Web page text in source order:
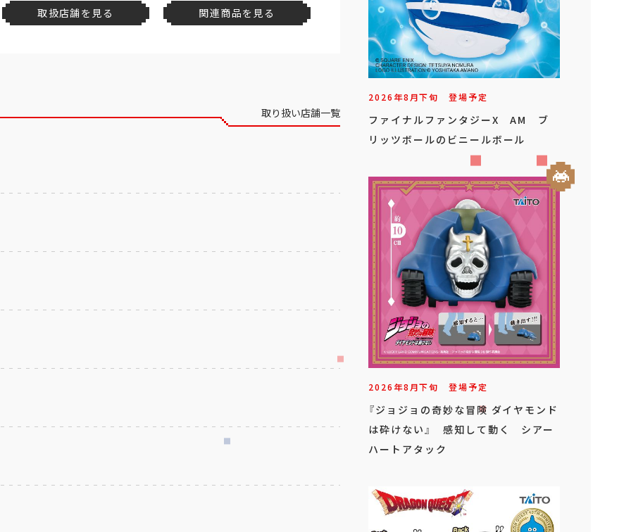
取扱店舗を見る 関連商品を見る
取り扱い店舗一覧
2026年8月下旬 登場予定
ファイナルファンタジーX AM ブ
リッツボールのビニールボール
2026年8月下旬 登場予定
『ジョジョの奇妙な冒険 ダイヤモンド
は砕けない』 感知して動く シアー
ハートアタック